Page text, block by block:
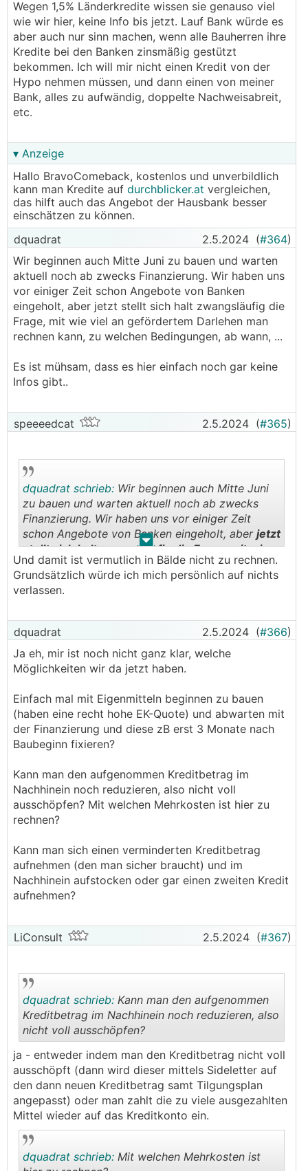
Wegen 1,5% Länderkredite wissen sie genauso viel
wie wir hier, keine Info bis jetzt. Lauf Bank würde es
aber auch nur sinn machen, wenn alle Bauherren ihre
Kredite bei den Banken zinsmäßig gestützt
bekommen. Ich will mir nicht einen Kredit von der
Hypo nehmen müssen, und dann einen von meiner
Bank, alles zu aufwändig, doppelte Nachweisabreit,
etc.
▾ Anzeige
Hallo BravoComeback, kostenlos und unverbildlich
kann man Kredite auf durchblicker.at vergleichen,
das hilft auch das Angebot der Hausbank besser
einschätzen zu können.
dquadrat
2.5.2024 (#364)
Wir beginnen auch Mitte Juni zu bauen und warten
aktuell noch ab zwecks Finanzierung. Wir haben uns
vor einiger Zeit schon Angebote von Banken
eingeholt, aber jetzt stellt sich halt zwangsläufig die
Frage, mit wie viel an gefördertem Darlehen man
rechnen kann, zu welchen Bedingungen, ab wann, ...
Es ist mühsam, dass es hier einfach noch gar keine
Infos gibt..
speeeedcat 2.5.2024 (#365)
. .
dquadrat schrieb: Wir beginnen auch Mitte Juni
zu bauen und warten aktuell noch ab zwecks
Finanzierung. Wir haben uns vor einiger Zeit
schon Angebote von Banken eingeholt, aber jetzt
stellt sich halt zwangsläufig die Frage, mit wie
viel an gefördertem Darlehen man rechnen
kann, zu welchen Bedingungen, ab wann, ...
keine Infos gibt..
Und damit ist vermutlich in Bälde nicht zu rechnen.
Grundsätzlich würde ich mich persönlich auf nichts
verlassen.
dquadrat 2.5.2024 (#366)
Ja eh, mir ist noch nicht ganz klar, welche
Möglichkeiten wir da jetzt haben.
Einfach mal mit Eigenmitteln beginnen zu bauen
(haben eine recht hohe EK-Quote) und abwarten mit
der Finanzierung und diese zB erst 3 Monate nach
Baubeginn fixieren?
Kann man den aufgenommen Kreditbetrag im
Nachhinein noch reduzieren, also nicht voll
ausschöpfen? Mit welchen Mehrkosten ist hier zu
rechnen?
Kann man sich einen verminderten Kreditbetrag
aufnehmen (den man sicher braucht) und im
Nachhinein aufstocken oder gar einen zweiten Kredit
aufnehmen?
LiConsult 2.5.2024 (#367)
..
dquadrat schrieb: Kann man den aufgenommen
Kreditbetrag im Nachhinein noch reduzieren, also
nicht voll ausschöpfen?
ja - entweder indem man den Kreditbetrag nicht voll
ausschöpft (dann wird dieser mittels Sideletter auf
den dann neuen Kreditbetrag samt Tilgungsplan
angepasst) oder man zahlt die zu viele ausgezahlten
Mittel wieder auf das Kreditkonto ein.
dquadrat schrieb: Mit welchen Mehrkosten ist